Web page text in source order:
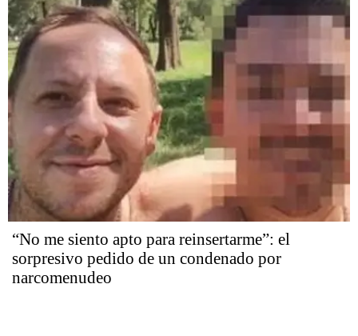
“No me siento apto para reinsertarme”: el
sorpresivo pedido de un condenado por
narcomenudeo